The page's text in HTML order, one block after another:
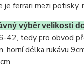
ferrari mezi potisky,
výběr velikosti
42, tedy pro obvod
horní délka rukávu